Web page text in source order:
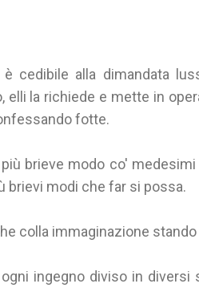
cedibile alla dimandata
elli la richiede e mette in
fotte.
brieve modo co'
brievi modi che far si possa.
colla immaginazione
ingegno diviso in diversi